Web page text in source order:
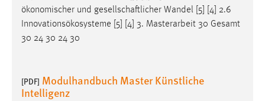
ökonomischer und gesellschaftlicher Wandel [5] [4] 2.6
Innovationsökosysteme [5] [4] 3. Masterarbeit 30 Gesamt
30 24 30 24 30
[PDF] Modulhandbuch Master Künstliche
Intelligenz